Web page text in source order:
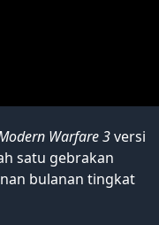
Warfare 3versi
satu gebrakan
bulanan tingkat